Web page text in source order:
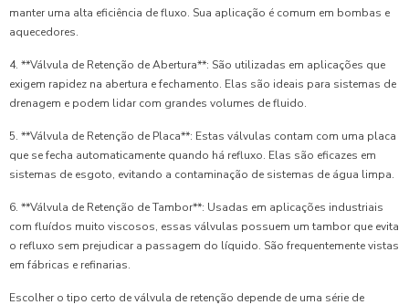
manter uma alta eficiência de fluxo. Sua aplicação é comum em bombas e
aquecedores.
4. **Válvula de Retenção de Abertura**: São utilizadas em aplicações que
exigem rapidez na abertura e fechamento. Elas são ideais para sistemas de
drenagem e podem lidar com grandes volumes de fluido.
5. **Válvula de Retenção de Placa**: Estas válvulas contam com uma placa
que se fecha automaticamente quando há refluxo. Elas são eficazes em
sistemas de esgoto, evitando a contaminação de sistemas de água limpa.
6. **Válvula de Retenção de Tambor**: Usadas em aplicações industriais
com fluídos muito viscosos, essas válvulas possuem um tambor que evita
o refluxo sem prejudicar a passagem do líquido. São frequentemente vistas
em fábricas e refinarias.
Escolher o tipo certo de válvula de retenção depende de uma série de